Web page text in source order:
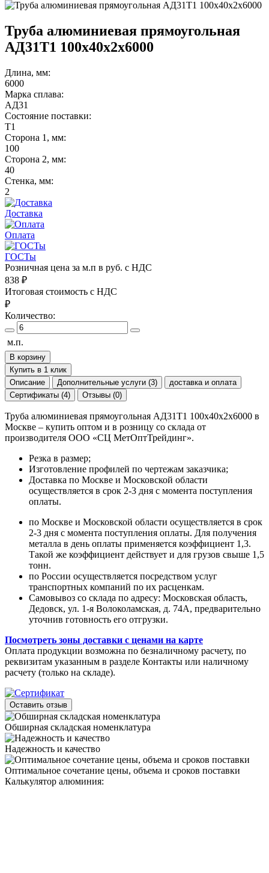
Труба алюминиевая прямоугольная
АД31Т1 100х40х2х6000
Длина, мм:
6000
Марка сплава:
АД31
Состояние поставки:
Т1
Сторона 1, мм:
100
Сторона 2, мм:
40
Стенка, мм:
2
Доставка
Оплата
ГОСТы
Розничная цена за м.п в руб. с НДС
838 ₽
Итоговая стоимость с НДС
₽
Количество:
м.п.
В корзину
Купить в 1 клик
Описание
Дополнительные услуги (3)
доставка и оплата
Сертификаты (4)
Отзывы (0)
Труба алюминиевая прямоугольная АД31Т1 100х40х2х6000 в
Москве – купить оптом и в розницу со склада от
производителя ООО «СЦ МетОптТрейдинг».
Резка в размер;
Изготовление профилей по чертежам заказчика;
Доставка по Москве и Московской области
осуществляется в срок 2-3 дня с момента поступления
оплаты.
по Москве и Московской области осуществляется в срок
2-3 дня с момента поступления оплаты. Для получения
металла в день оплаты применяется коэффициент 1,3.
Такой же коэффициент действует и для грузов свыше 1,5
тонн.
по России осуществляется посредством услуг
транспортных компаний по их расценкам.
Самовывоз со склада по адресу: Московская область,
Дедовск, ул. 1-я Волоколамская, д. 74А, предварительно
уточнив готовность его отгрузки.
Посмотреть зоны доставки с ценами на карте
Оплата продукции возможна по безналичному расчету, по
реквизитам указанным в разделе Контакты или наличному
расчету (только на складе).
Оставить отзыв
Обширная складская номенклатура
Надежность и качество
Оптимальное сочетание цены, объема и сроков поставки
Калькулятор алюминия: